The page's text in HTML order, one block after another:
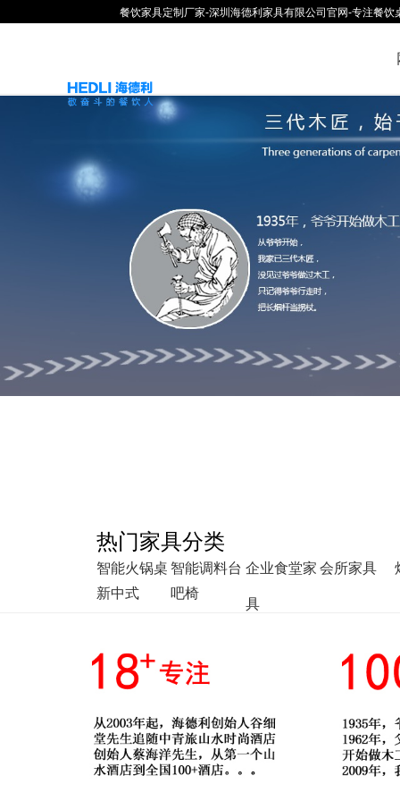
餐饮家具定制厂家-深圳海德利家具有限公司官网-专注餐饮
热门家具分类
智能火锅桌 智能调料台 企业食堂家
具
会所家具
新中式
吧椅